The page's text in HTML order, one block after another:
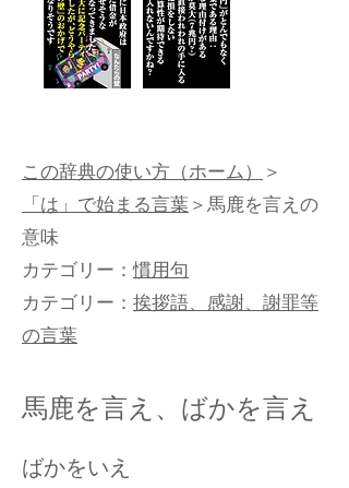
この辞典の使い方（ホーム）＞
「は」で始まる言葉＞馬鹿を言えの
意味
カテゴリー：慣用句
カテゴリー： 挨拶語、感謝、謝罪等
の言葉
馬鹿を言え、ばかを言え
ばかをいえ